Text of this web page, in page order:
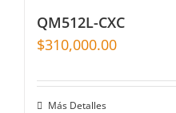
QM512L-CXC
$310,000.00
Más Detalles